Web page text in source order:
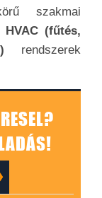
szakmai
HVAC (fűtés,
rendszerek